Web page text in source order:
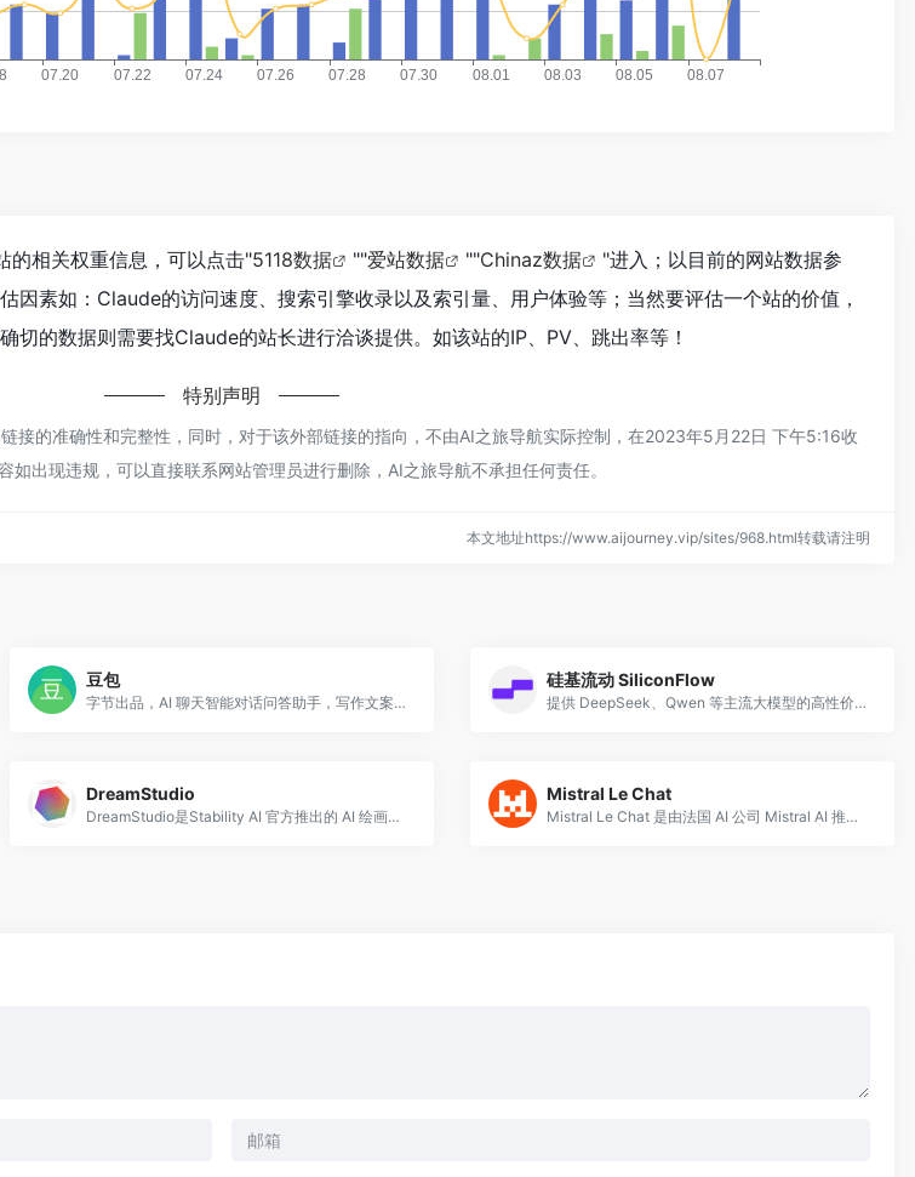
的相关权重信息，可以点击"5118数据 ""爱站数据 ""Chinaz数据
"进入；以目前的网站数据参
因素如：Claude的访问速度、搜索引擎收录以及索引量、用户体验等；当然要评估一个站的价值，
切的数据则需要找Claude的站长进行洽谈提供。如该站的IP、PV、跳出率等！
特别声明
接的准确性和完整性，同时，对于该外部链接的指向，不由AI之旅导航实际控制，在2023年5月22日 下午5:16收
出现违规，可以直接联系网站管理员进行删除，AI之旅导航不承担任何责任。
本文地址https://www.aijourney.vip/sites/968.html转载请注明
豆包
字节出品，AI 聊天智能对话问答助手，写作文案翻译情感陪伴编程全能工具。豆包为你答疑解惑，提供灵感，辅助创作，也可以和你畅聊任何你感兴趣的话题。
硅基流动 SiliconFlow
提供 DeepSeek、Qwen 等主流大模型的高性价比 API 云服务。
DreamStudio
DreamStudio是Stability AI 官方推出的 AI 绘画软件
Mistral Le Chat
Mistral Le Chat 是由法国 AI 公司 Mistral AI 推出的智能对话助手，基于其自研的高性能大语言模型构建。